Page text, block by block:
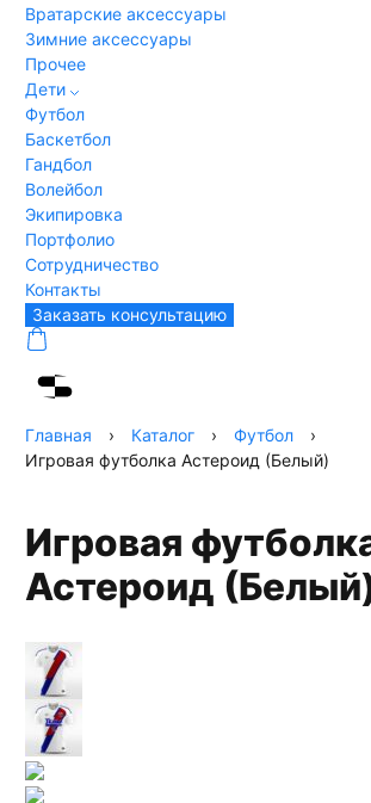
Вратарские аксессуары
Зимние аксессуары
Прочее
Дети
Футбол
Баскетбол
Гандбол
Волейбол
Экипировка
Портфолио
Сотрудничество
Контакты
Заказать консультацию
Главная › Каталог › Футбол
›
Игровая футболка Астероид (Белый)
Игровая футболка
Астероид